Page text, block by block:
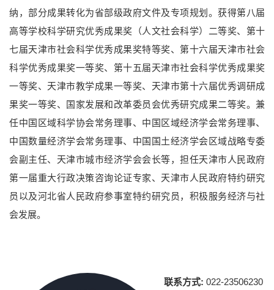
纳，部分成果转化为省部级政府文件及专项规划。获得第八届
高等学校科学研究优秀成果奖（人文社会科学）二等奖、第十
七届天津市社会科学优秀成果奖特等奖、第十六届天津市社会
科学优秀成果奖一等奖、第十五届天津市社会科学优秀成果奖
一等奖、天津市教学成果一等奖、天津市第十六届优秀调研成
果奖一等奖、国家发展和改革委员会优秀研究成果二等奖。兼
任中国区域科学协会常务理事、中国区域经济学会常务理事、
中国数量经济学会常务理事、中国国土经济学会区域战略专委
会副主任、天津市城市经济学会会长等，担任天津市人民政府
第一届重大行政决策咨询论证专家、天津市人民政府特约研究
员以及河北省人民政府参事室特约研究员 ， 积极服务经济与社
会发展。
联系方式: 022-23506230